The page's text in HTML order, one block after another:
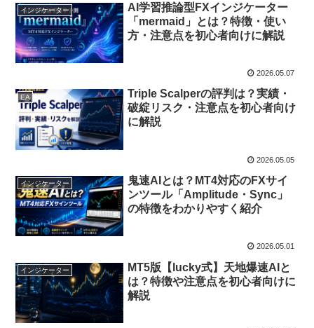
インジケーター
AI学習推論型FXインジケーター
「mermaid」とは？特徴・使い
方・注意点を初心者向けに解説
2026.05.07
EA
Triple Scalperの評判は？実績・
破綻リスク・注意点を初心者向け
に解説
2026.05.05
インジケーター
鬼速AIとは？MT4対応のFXサイ
ンツール「Amplitude・Sync」
の特徴をわかりやすく紹介
2026.05.01
インジケーター
MT5版【lucky式】天地爆速AIと
は？特徴や注意点を初心者向けに
解説